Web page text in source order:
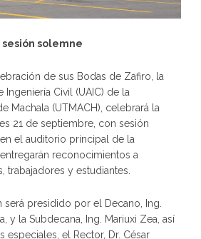
sesión solemne
de sus Bodas de Zafiro, la
Ingeniería Civil (UAIC) de la
Machala (UTMACH), celebrará la
21 de septiembre, con sesión
el auditorio principal de la
reconocimientos a
trabajadores y estudiantes.
será presidido por el Decano, Ing.
y la Subdecana, Ing. Mariuxi Zea, así
especiales, el Rector, Dr. César